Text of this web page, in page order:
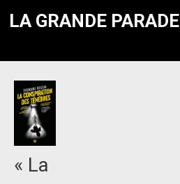
LA GRANDE PARADE
« La